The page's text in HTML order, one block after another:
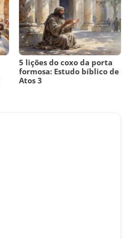
5 lições do coxo da porta
formosa: Estudo bíblico de
Atos 3